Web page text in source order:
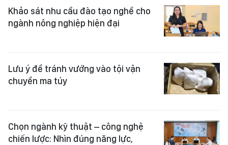
Khảo sát nhu cầu đào tạo nghề cho
ngành nông nghiệp hiện đại
Lưu ý để tránh vướng vào tội vận
chuyển ma túy
Chọn ngành kỹ thuật – công nghệ
chiến lược: Nhìn đúng năng lực,